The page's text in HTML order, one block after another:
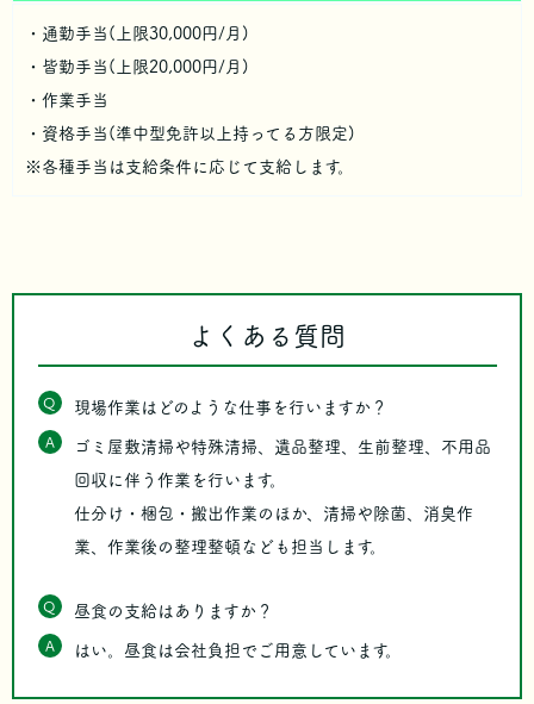
・通勤手当(上限30,000円/月)
・皆勤手当(上限20,000円/月)
・作業手当
・資格手当(準中型免許以上持ってる方限定)
※各種手当は支給条件に応じて支給します。
よくある質問
Q 現場作業はどのような仕事を行いますか？
A
ゴミ屋敷清掃や特殊清掃、遺品整理、生前整理、不用品
回収に伴う作業を行います。
仕分け・梱包・搬出作業のほか、清掃や除菌、消臭作
業、作業後の整理整頓なども担当します。
Q 昼食の支給はありますか？
A はい。昼食は会社負担でご用意しています。